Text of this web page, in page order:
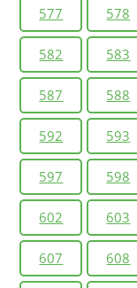
577 578
582 583
587 588
592 593
597 598
602 603
607 608